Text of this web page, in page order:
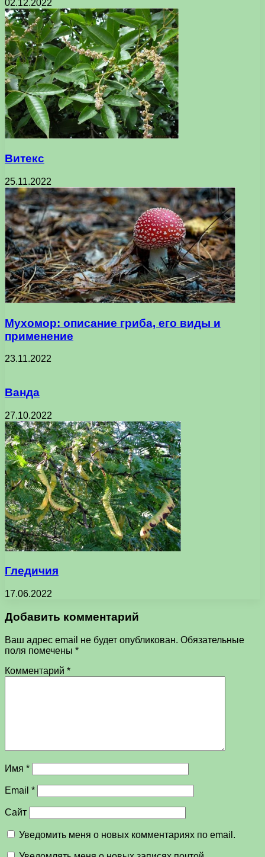
02.12.2022
Витекс
25.11.2022
Мухомор: описание гриба, его виды и
применение
23.11.2022
Ванда
27.10.2022
Гледичия
17.06.2022
Добавить комментарий
Ваш адрес email не будет опубликован. Обязательные
поля помечены *
Комментарий *
Имя *
Email *
Сайт
Уведомить меня о новых комментариях по email.